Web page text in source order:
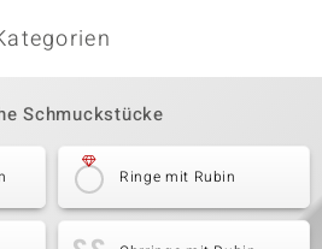
Schmuckstücke
Ringe mit Rubin